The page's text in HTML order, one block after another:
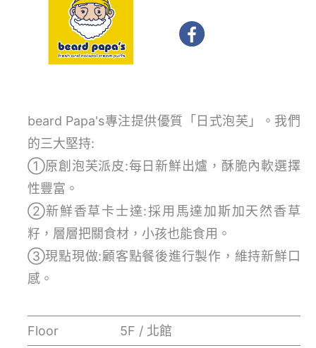
beard Papa's專注提供優質「日式泡芙」。我們
的三大堅持:
①原創泡芙派皮:每日新鮮出爐，酥脆內軟選擇
性豐富。
②新鮮香草卡士達:採用馬達加斯加天然香草
籽，層層把關食材，小孩也能食用。
③現點現做:顧客點餐後進行製作，維持新鮮口
感。
Floor 5F / 北館